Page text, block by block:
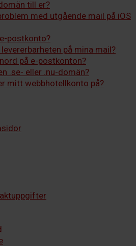
till er?
med utgående mail på iOS
postkonto?
på mina mail?
på e-postkonton?
.se- eller .nu-domän?
mitt webbhotellkonto på?